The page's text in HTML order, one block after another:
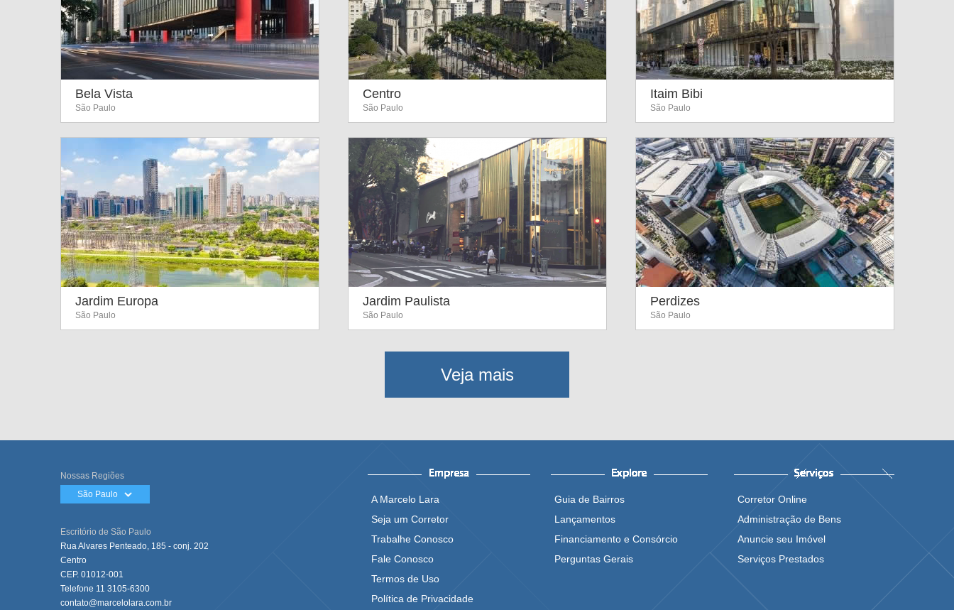
Bela Vista
São Paulo
Centro
São Paulo
Itaim Bibi
São Paulo
Jardim Europa
São Paulo
Jardim Paulista
São Paulo
Perdizes
São Paulo
Veja mais
Nossas Regiões
São Paulo
Escritório de São Paulo
Rua Alvares Penteado, 185 - conj. 202
Centro
CEP. 01012-001
Telefone 11 3105-6300
contato@marcelolara.com.br
A Marcelo Lara
Seja um Corretor
Trabalhe Conosco
Fale Conosco
Termos de Uso
Política de Privacidade
Guia de Bairros
Lançamentos
Financiamento e Consórcio
Perguntas Gerais
Corretor Online
Administração de Bens
Anuncie seu Imóvel
Serviços Prestados